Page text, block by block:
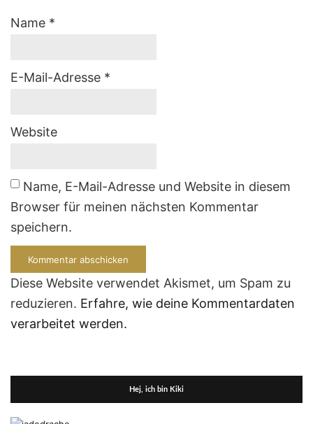
Name *
E-Mail-Adresse *
Website
Name, E-Mail-Adresse und Website in diesem
Browser für meinen nächsten Kommentar
speichern.
Diese Website verwendet Akismet, um Spam zu
reduzieren. Erfahre, wie deine Kommentardaten
verarbeitet werden.
Hej, ich bin Kiki